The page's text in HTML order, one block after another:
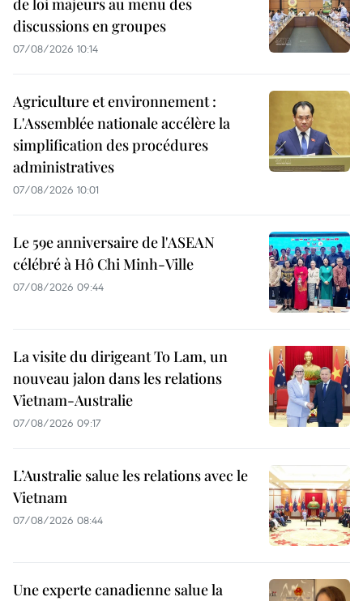
de loi majeurs au menu des
discussions en groupes
07/08/2026 10:14
Agriculture et environnement :
L'Assemblée nationale accélère la
simplification des procédures
administratives
07/08/2026 10:01
Le 59e anniversaire de l'ASEAN
célébré à Hô Chi Minh-Ville
07/08/2026 09:44
La visite du dirigeant To Lam, un
nouveau jalon dans les relations
Vietnam-Australie
07/08/2026 09:17
L’Australie salue les relations avec le
Vietnam
07/08/2026 08:44
Une experte canadienne salue la